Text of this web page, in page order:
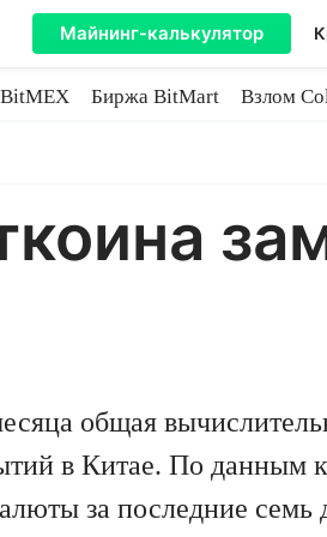
Майнинг-калькулятор
Биржа BitMart Взлом
общая
в Китае. По данным
за последние